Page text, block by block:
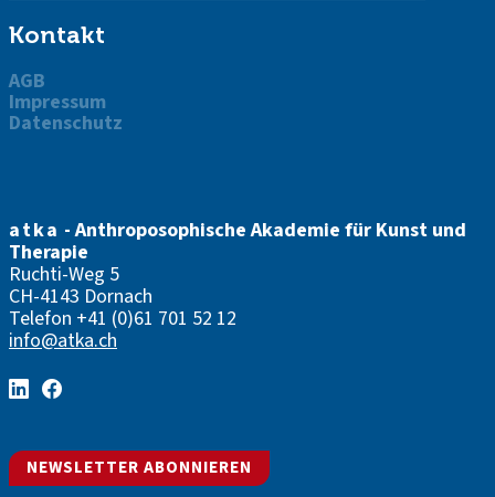
Kontakt
AGB
Impressum
Datenschutz
atka - Anthroposophische Akademie für Kunst und
Therapie
Ruchti-Weg 5
CH-4143 Dornach
Telefon +41 (0)61 701 52 12
info@atka.ch
NEWSLETTER ABONNIEREN